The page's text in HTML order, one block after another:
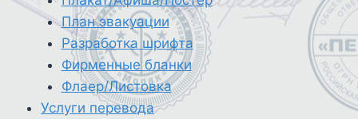
План эвакуации
Разработка шрифта
Фирменные бланки
Флаер/Листовка
Услуги перевода